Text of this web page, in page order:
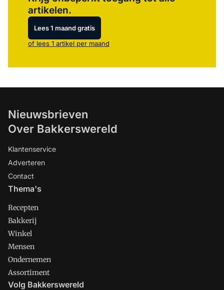
artikelen.
Lees 1 maand gratis
of lees 1 artikel per maand
Nieuwsbrieven
Over Bakkerswereld
Klantenservice
Adverteren
Contact
Thema's
Recepten
Bakkerij
Winkel
Mensen
Ondernemen
Assortiment
Volg Bakkerswereld